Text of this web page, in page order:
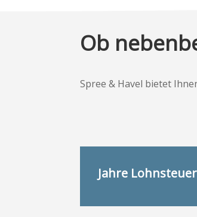
Ob
Spree & Havel bietet
Jahre